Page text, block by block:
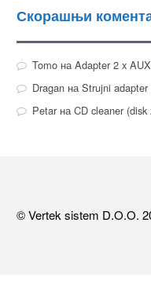
Скорашњи
TomoнаAdapter 2 x
DraganнаStrujni adapter
PetarнаCD cleaner
© Vertek sistem D.O.O.